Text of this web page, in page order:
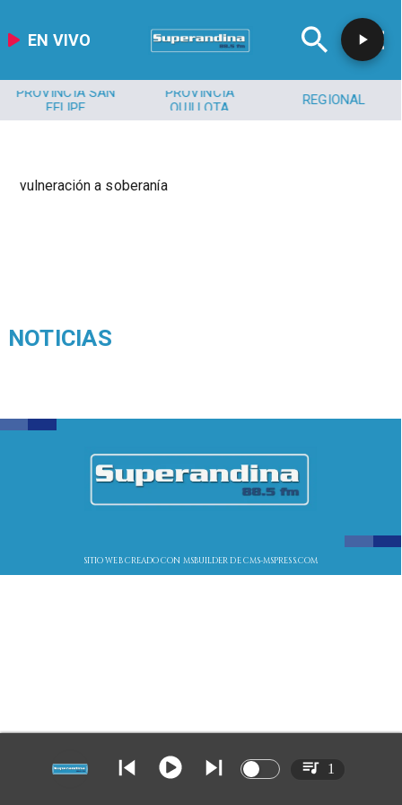
EN VIVO
PROVINCIA SAN
FELIPE
PROVINCIA
QUILLOTA
REGIONAL
vulneración a soberanía
NOTICIAS
SITIO WEB CREADO CON MSBUILDER DE CMS-MSPRESS.COM
1